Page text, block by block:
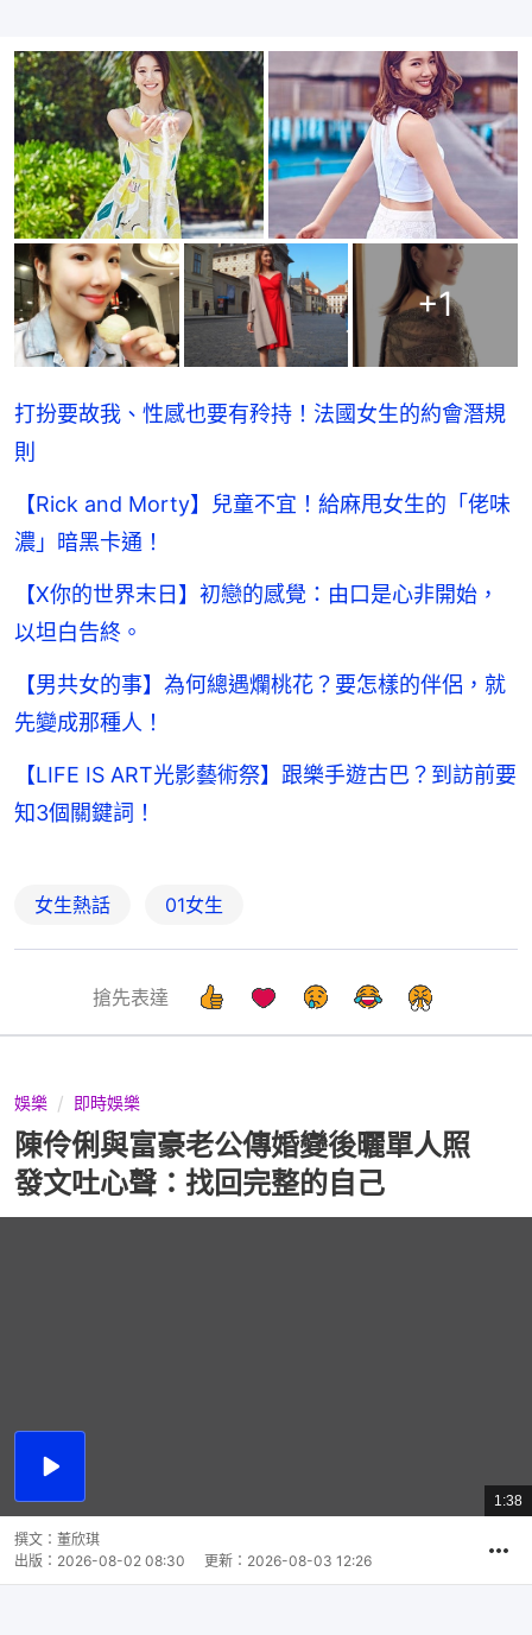
+1
打扮要故我、性感也要有矝持！法國女生的約會潛規
則
【Rick and Morty】兒童不宜！給麻甩女生的「佬味
濃」暗黑卡通！
【X你的世界末日】初戀的感覺：由口是心非開始，
以坦白告終。
【男共女的事】為何總遇爛桃花？要怎樣的伴侶，就
先變成那種人！
【LIFE IS ART光影藝術祭】跟樂手遊古巴？到訪前要
知3個關鍵詞！
女生熱話 01女生
搶先表達
娛樂 即時娛樂
陳伶俐與富豪老公傳婚變後曬單人照
發文吐心聲：找回完整的自己
播
總
共
1:38
撰文： 董欣琪
出版： 2026-08-02 08:30 更新： 2026-08-03 12:26